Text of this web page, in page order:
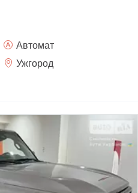
Автомат
Ужгород